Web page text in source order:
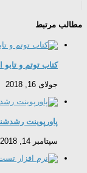
مطالب مرتبط
کتاب توتم و تابو
جولای 16, 2018
پاورپوینت
سپتامبر 14, 2018